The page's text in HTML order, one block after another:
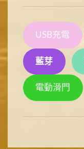
USB充電
藍芽
電動滑門